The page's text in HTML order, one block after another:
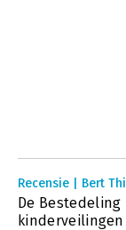
Recensie | Bert
De Bestedeling